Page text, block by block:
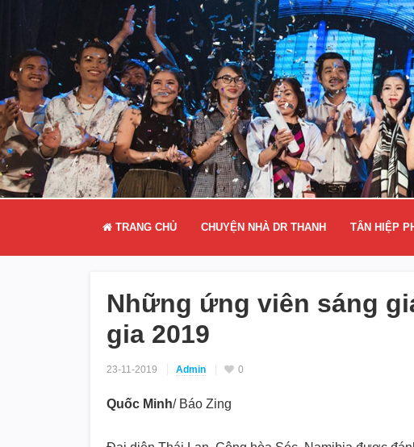
TRANG CHỦ CHUYỆN NHÀ DR THANH TÂN HIỆP
Những ứng viên sáng
gia 2019
23-11-2019 Admin 0
Quốc Minh/ Báo Zing